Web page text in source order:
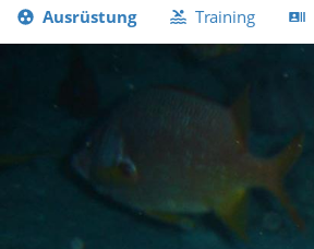
Ausrüstung Training